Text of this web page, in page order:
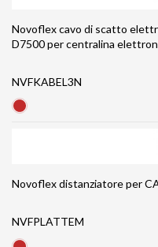
Novoflex cavo di scatto
D7500 per centralina
NVFKABEL3N
Novoflex distanziatore per
NVFPLATTEM